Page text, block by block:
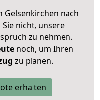
Gelsenkirchen nach
nicht, unsere
zu nehmen.
noch, um Ihren
zu planen.
erhalten